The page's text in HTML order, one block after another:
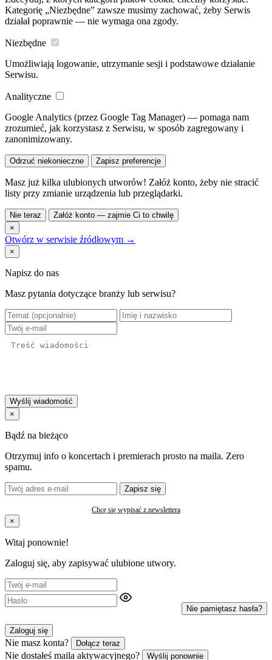
Kategorię „Niezbędne” zawsze musimy zachować, żeby Serwis
działał poprawnie — nie wymaga ona zgody.
Niezbędne
Umożliwiają logowanie, utrzymanie sesji i podstawowe działanie
Serwisu.
Analityczne
Google Analytics (przez Google Tag Manager) — pomaga nam
zrozumieć, jak korzystasz z Serwisu, w sposób zagregowany i
zanonimizowany.
Odrzuć niekonieczne Zapisz preferencje
Masz już kilka ulubionych utworów! Załóż konto, żeby nie stracić
listy przy zmianie urządzenia lub przeglądarki.
Nie teraz
Załóż konto — zajmie Ci to chwilę
×
Otwórz w serwisie źródłowym →
×
Napisz do nas
Masz pytania dotyczące branży lub serwisu?
Wyślij wiadomość
×
Bądź na bieżąco
Otrzymuj info o koncertach i premierach prosto na maila. Zero
spamu.
Zapisz się
Chcę się wypisać z newslettera
×
Witaj ponownie!
Zaloguj się, aby zapisywać ulubione utwory.
Nie pamiętasz hasła?
Zaloguj się
Nie masz konta? Dołącz teraz
Nie dostałeś maila aktywacyjnego? Wyślij ponownie